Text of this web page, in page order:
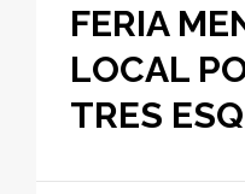
FERIA
LOCAL
TRES